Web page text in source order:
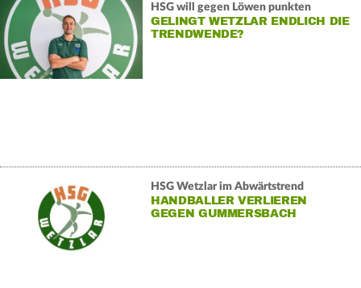
HSG will gegen Löwen punkten
GELINGT WETZLAR ENDLICH DIE
TRENDWENDE?
HSG Wetzlar im Abwärtstrend
HANDBALLER VERLIEREN
GEGEN GUMMERSBACH